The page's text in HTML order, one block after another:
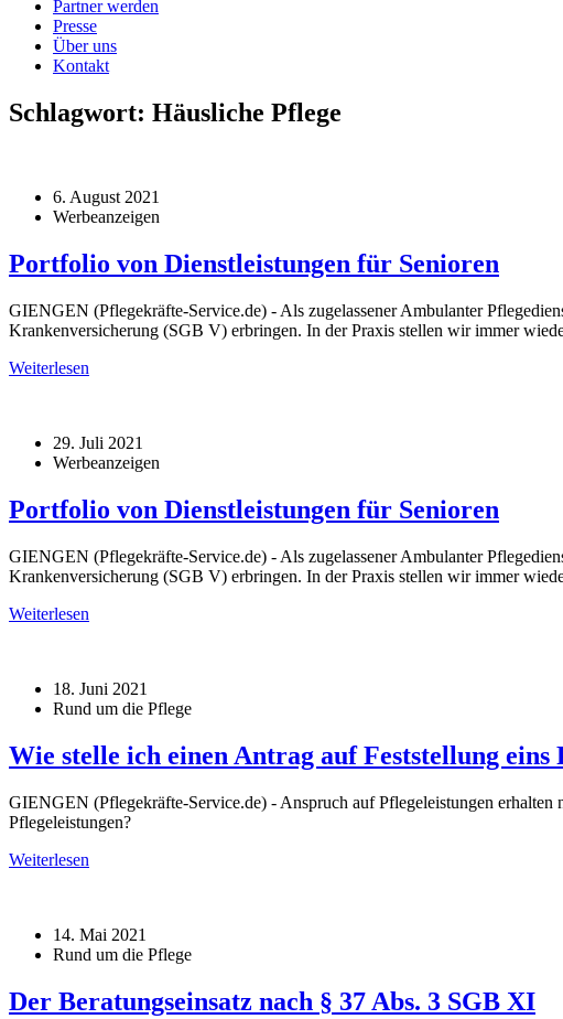
Partner werden
Presse
Über uns
Kontakt
Schlagwort: Häusliche Pflege
6. August 2021
Werbeanzeigen
Portfolio von Dienstleistungen für Senioren
GIENGEN (Pflegekräfte-Service.de) - Als zugelassener Ambulanter
Krankenversicherung (SGB V) erbringen. In der Praxis stellen wir immer
Weiterlesen
29. Juli 2021
Werbeanzeigen
Portfolio von Dienstleistungen für Senioren
GIENGEN (Pflegekräfte-Service.de) - Als zugelassener Ambulanter
Krankenversicherung (SGB V) erbringen. In der Praxis stellen wir immer
Weiterlesen
18. Juni 2021
Rund um die Pflege
Wie stelle ich einen Antrag auf Feststellung eins
GIENGEN (Pflegekräfte-Service.de) - Anspruch auf Pflegeleistungen erhalten
Pflegeleistungen?
Weiterlesen
14. Mai 2021
Rund um die Pflege
Der Beratungseinsatz nach § 37 Abs. 3 SGB XI